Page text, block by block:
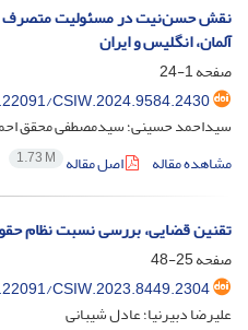
نقش حسن‌‌نیت در مسئولیت متصرف
آلمان، ‌‌انگلیس و ایران
صفحه1-24
CSIW.2024.9584.2430
سیداحمد حسینی؛ سیدمصطفی محقق
مشاهده مقاله
اصل مقاله 1.73 M
تقنین قضایی، ‌‌بررسی نسبت نظام
صفحه25-48
CSIW.2023.8449.2304
علیرضا دبیرنیا؛ عادل شیبانی